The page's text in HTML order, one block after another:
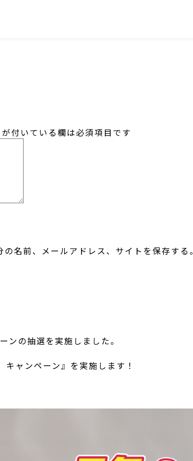
が付いている欄は必須項目です
名前、メールアドレス、サイトを保存する。
ンの抽選を実施しました。
ャンペーン』を実施します！